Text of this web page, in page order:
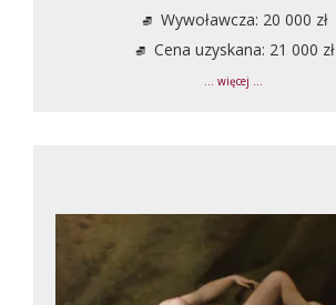
Wywoławcza: 20 000 zł
Cena uzyskana: 21 000 zł
... więcej ...